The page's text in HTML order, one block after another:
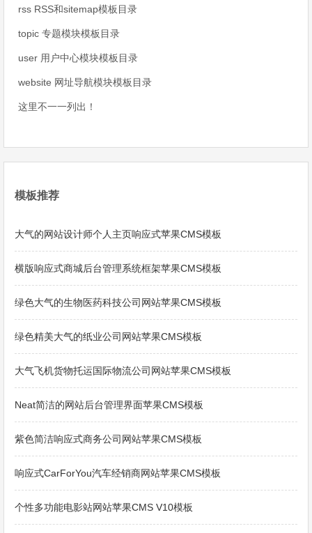
rss RSS和sitemap模板目录
topic 专题模块模板目录
user 用户中心模块模板目录
website 网址导航模块模板目录
这里不一一列出！
模板推荐
大气的网站设计师个人主页响应式苹果CMS模板
横版响应式商城后台管理系统框架苹果CMS模板
绿色大气的生物医药科技公司网站苹果CMS模板
绿色精美大气的纸业公司网站苹果CMS模板
大气飞机货物托运国际物流公司网站苹果CMS模板
Neat简洁的网站后台管理界面苹果CMS模板
紫色简洁响应式商务公司网站苹果CMS模板
响应式CarForYou汽车经销商网站苹果CMS模板
个性多功能电影站网站苹果CMS V10模板